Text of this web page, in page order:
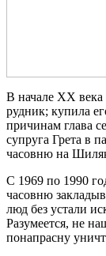
В начале XX
рудник; купила
причинам глава
супруга Грета в
часовню на
С 1969 по 1990
часовню
люд без устали
Разумеется, не
понапрасну